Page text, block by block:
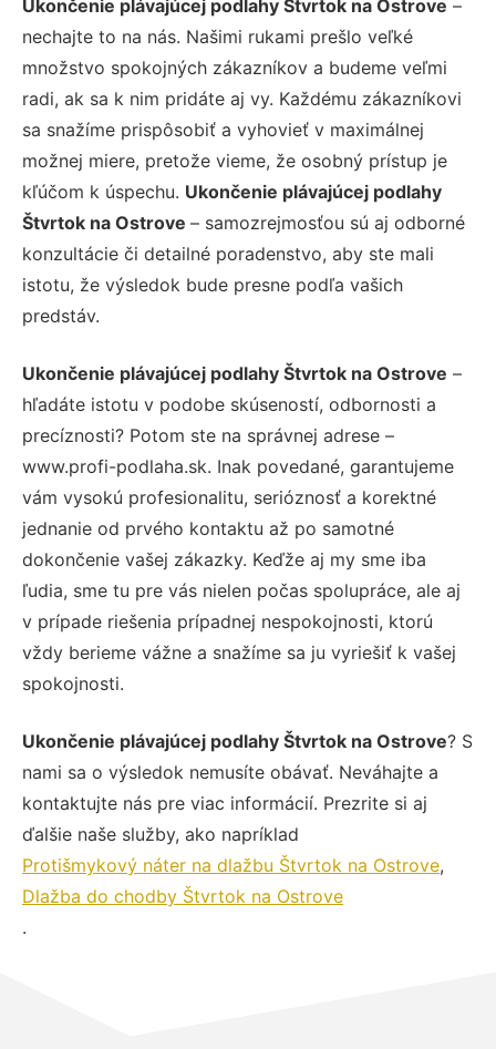
Ukončenie plávajúcej podlahy Štvrtok na Ostrove –
nechajte to na nás. Našimi rukami prešlo veľké
množstvo spokojných zákazníkov a budeme veľmi
radi, ak sa k nim pridáte aj vy. Každému zákazníkovi
sa snažíme prispôsobiť a vyhovieť v maximálnej
možnej miere, pretože vieme, že osobný prístup je
kľúčom k úspechu. Ukončenie plávajúcej podlahy
Štvrtok na Ostrove – samozrejmosťou sú aj odborné
konzultácie či detailné poradenstvo, aby ste mali
istotu, že výsledok bude presne podľa vašich
predstáv.
Ukončenie plávajúcej podlahy Štvrtok na Ostrove –
hľadáte istotu v podobe skúseností, odbornosti a
precíznosti? Potom ste na správnej adrese –
www.profi-podlaha.sk. Inak povedané, garantujeme
vám vysokú profesionalitu, serióznosť a korektné
jednanie od prvého kontaktu až po samotné
dokončenie vašej zákazky. Keďže aj my sme iba
ľudia, sme tu pre vás nielen počas spolupráce, ale aj
v prípade riešenia prípadnej nespokojnosti, ktorú
vždy berieme vážne a snažíme sa ju vyriešiť k vašej
spokojnosti.
Ukončenie plávajúcej podlahy Štvrtok na Ostrove? S
nami sa o výsledok nemusíte obávať. Neváhajte a
kontaktujte nás pre viac informácií. Prezrite si aj
ďalšie naše služby, ako napríklad
Protišmykový náter na dlažbu Štvrtok na Ostrove,
Dlažba do chodby Štvrtok na Ostrove
.